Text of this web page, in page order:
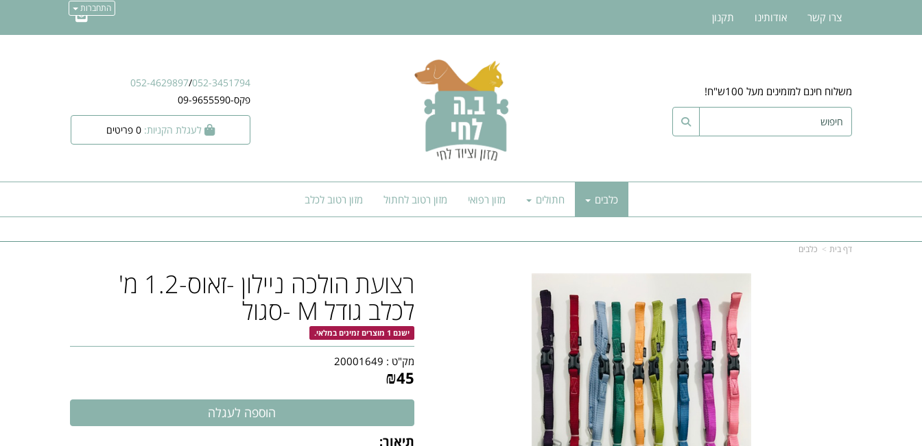
התחברות
משלוח חינם למזמינים מעל 100ש"ח!
052-4629897/052-3451794
פקס-09-9655590
0
כלבים חתולים מזון רפואי מזון רטוב לחתול מזון רטוב לכלב
צרו קשר אודותינו תקנון
דף בית כלבים
רצועת הולכה ניילון -זאוס-1.2 מ'
לכלב גודל M -סגול
ישנם 1 מוצרים זמינים במלאי.
מק"ט : 20001649
₪45
תיאור: